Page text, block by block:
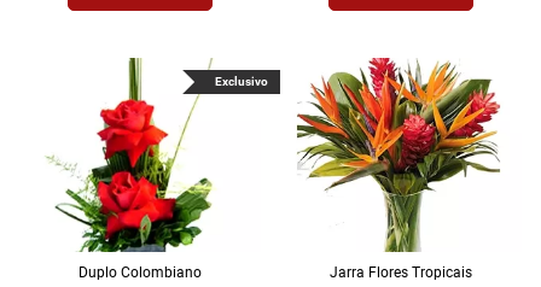
Duplo Colombiano
Exclusivo
Jarra Flores Tropi­cais